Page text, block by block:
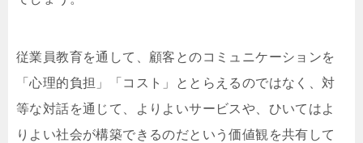
従業員教育を通して、顧客とのコミュニケーションを
「心理的負担」「コスト」ととらえるのではなく、対
等な対話を通じて、よりよいサービスや、ひいてはよ
りよい社会が構築できるのだという価値観を共有して